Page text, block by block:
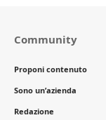
Community
Proponi contenuto
Sono un’azienda
Redazione